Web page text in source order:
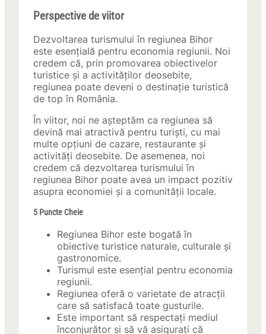
Perspective de viitor
Dezvoltarea turismului în regiunea Bihor
este esențială pentru economia regiunii. Noi
credem că, prin promovarea obiectivelor
turistice și a activităților deosebite,
regiunea poate deveni o destinație turistică
de top în România.
În viitor, noi ne așteptăm ca regiunea să
devină mai atractivă pentru turiști, cu mai
multe opțiuni de cazare, restaurante și
activități deosebite. De asemenea, noi
credem că dezvoltarea turismului în
regiunea Bihor poate avea un impact pozitiv
asupra economiei și a comunității locale.
5 Puncte Cheie
Regiunea Bihor este bogată în
obiective turistice naturale, culturale și
gastronomice.
Turismul este esențial pentru economia
regiunii.
Regiunea oferă o varietate de atracții
care să satisfacă toate gusturile.
Este important să respectați mediul
înconjurător și să vă asigurați că